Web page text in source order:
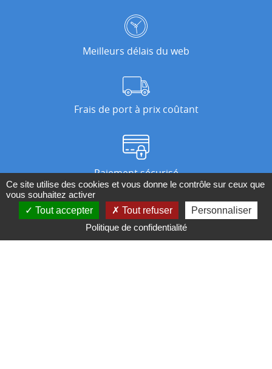
Meilleurs délais du web
Frais de port à prix coûtant
Paiement sécurisé
Nos magasins
Ce site utilise des cookies et vous donne le contrôle sur ceux que
vous souhaitez activer
Tout accepter
Tout refuser
Personnaliser
Politique de confidentialité